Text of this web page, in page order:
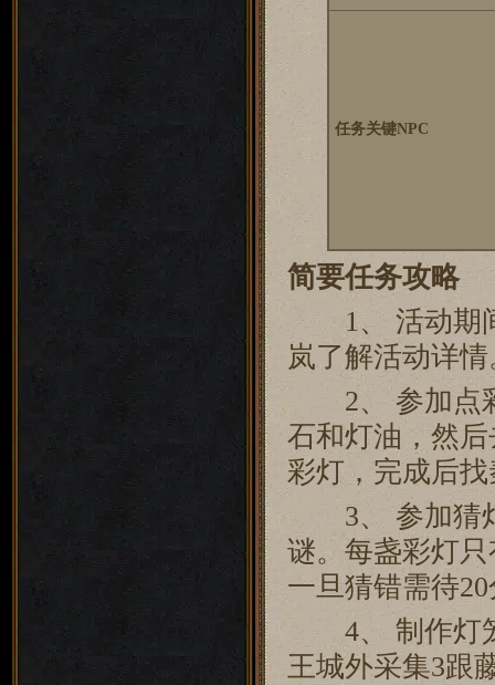
任务关键NPC
简要任务攻略
1、 活动期间
岚了解活动详情
2、 参加点彩
石和灯油，然
彩灯，完成后
3、 参加猜灯
谜。每盏彩灯
一旦猜错需待
4、 制作灯笼
王城外采集3跟